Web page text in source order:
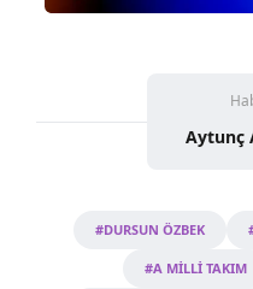
Aytunç
#DURSUN ÖZBEK
#A MİLLİ TAKIM